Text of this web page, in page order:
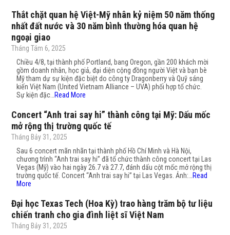
Thắt chặt quan hệ Việt-Mỹ nhân kỷ niệm 50 năm thống
nhất đất nước và 30 năm bình thường hóa quan hệ
ngoại giao
Tháng Tám 6, 2025
Chiều 4/8, tại thành phố Portland, bang Oregon, gần 200 khách mời
gồm doanh nhân, học giả, đại diện cộng đồng người Việt và bạn bè
Mỹ tham dự sự kiện đặc biệt do công ty Dragonberry và Quỹ sáng
kiến Việt Nam (United Vietnam Alliance – UVA) phối hợp tổ chức.
Sự kiện đặc… Read More
Concert “Anh trai say hi” thành công tại Mỹ: Dấu mốc
mở rộng thị trường quốc tế
Tháng Bảy 31, 2025
Sau 6 concert mãn nhãn tại thành phố Hồ Chí Minh và Hà Nội,
chương trình “Anh trai say hi” đã tổ chức thành công concert tại Las
Vegas (Mỹ) vào hai ngày 26.7 và 27.7, đánh dấu cột mốc mở rộng thị
trường quốc tế. Concert “Anh trai say hi” tại Las Vegas. Ảnh:… Read
More
Đại học Texas Tech (Hoa Kỳ) trao hàng trăm bộ tư liệu
chiến tranh cho gia đình liệt sĩ Việt Nam
Tháng Bảy 31, 2025